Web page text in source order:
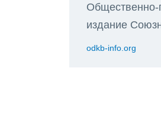
Общественно-
издание
odkb-info.org